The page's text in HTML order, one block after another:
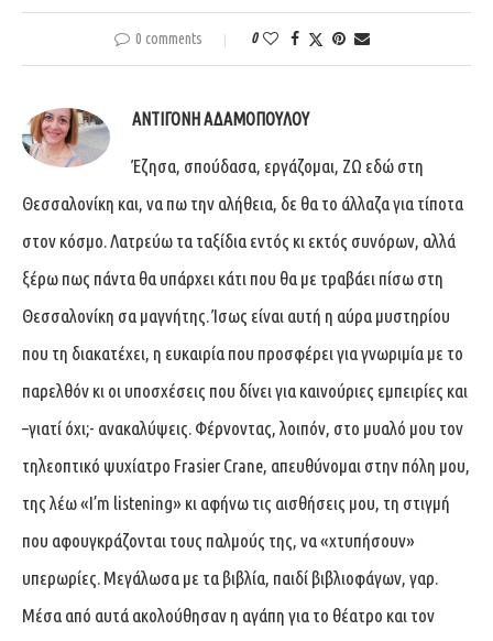
0 comments 0
ΑΝΤΙΓΌΝΗ ΑΔΑΜΟΠΟΎΛΟΥ
Έζησα, σπούδασα, εργάζομαι, ΖΩ εδώ στη
Θεσσαλονίκη και, να πω την αλήθεια, δε θα το άλλαζα για τίποτα
στον κόσμο. Λατρεύω τα ταξίδια εντός κι εκτός συνόρων, αλλά
ξέρω πως πάντα θα υπάρχει κάτι που θα με τραβάει πίσω στη
Θεσσαλονίκη σα μαγνήτης. Ίσως είναι αυτή η αύρα μυστηρίου
που τη διακατέχει, η ευκαιρία που προσφέρει για γνωριμία με το
παρελθόν κι οι υποσχέσεις που δίνει για καινούριες εμπειρίες και
–γιατί όχι;- ανακαλύψεις. Φέρνοντας, λοιπόν, στο μυαλό μου τον
τηλεοπτικό ψυχίατρο Frasier Crane, απευθύνομαι στην πόλη μου,
της λέω «I’m listening» κι αφήνω τις αισθήσεις μου, τη στιγμή
που αφουγκράζονται τους παλμούς της, να «χτυπήσουν»
υπερωρίες. Μεγάλωσα με τα βιβλία, παιδί βιβλιοφάγων, γαρ.
Μέσα από αυτά ακολούθησαν η αγάπη για το θέατρο και τον